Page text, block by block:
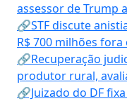
assessor de Trump
🔗STF discute
R$ 700 milhões fora
🔗Recuperação
produtor rural,
🔗Juizado do DF